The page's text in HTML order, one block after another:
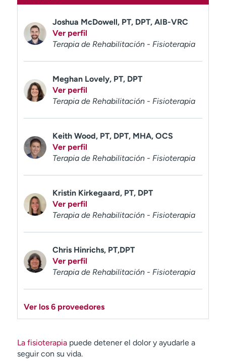
Joshua McDowell, PT, DPT, AIB-VRC
Ver perfil
Terapia de Rehabilitación - Fisioterapia
Meghan Lovely, PT, DPT
Ver perfil
Terapia de Rehabilitación - Fisioterapia
Keith Wood, PT, DPT, MHA, OCS
Ver perfil
Terapia de Rehabilitación - Fisioterapia
Kristin Kirkegaard, PT, DPT
Ver perfil
Terapia de Rehabilitación - Fisioterapia
Chris Hinrichs, PT,DPT
Ver perfil
Terapia de Rehabilitación - Fisioterapia
Ver los 6 proveedores
La fisioterapiapuede detener el dolor y ayudarle a
seguir con su vida.